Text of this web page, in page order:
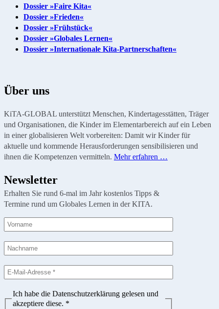
Dossier »Faire Kita«
Dossier »Frieden«
Dossier »Frühstück«
Dossier »Globales Lernen«
Dossier »Internationale Kita-Partnerschaften«
Über uns
KiTA-GLOBAL unterstützt Menschen, Kindertagesstätten, Träger
und Organisationen, die Kinder im Elementarbereich auf ein Leben
in einer globalisieren Welt vorbereiten: Damit wir Kinder für
aktuelle und kommende Herausforderungen sensibilisieren und
ihnen die Kompetenzen vermitteln. Mehr erfahren …
Newsletter
Erhalten Sie rund 6-mal im Jahr kostenlos Tipps &
Termine rund um Globales Lernen in der KITA.
Ich habe die Datenschutzerklärung gelesen und
akzeptiere diese. *